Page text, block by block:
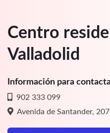
Centro
Valladolid
Información para
902 333 099
Avenida de Santander,